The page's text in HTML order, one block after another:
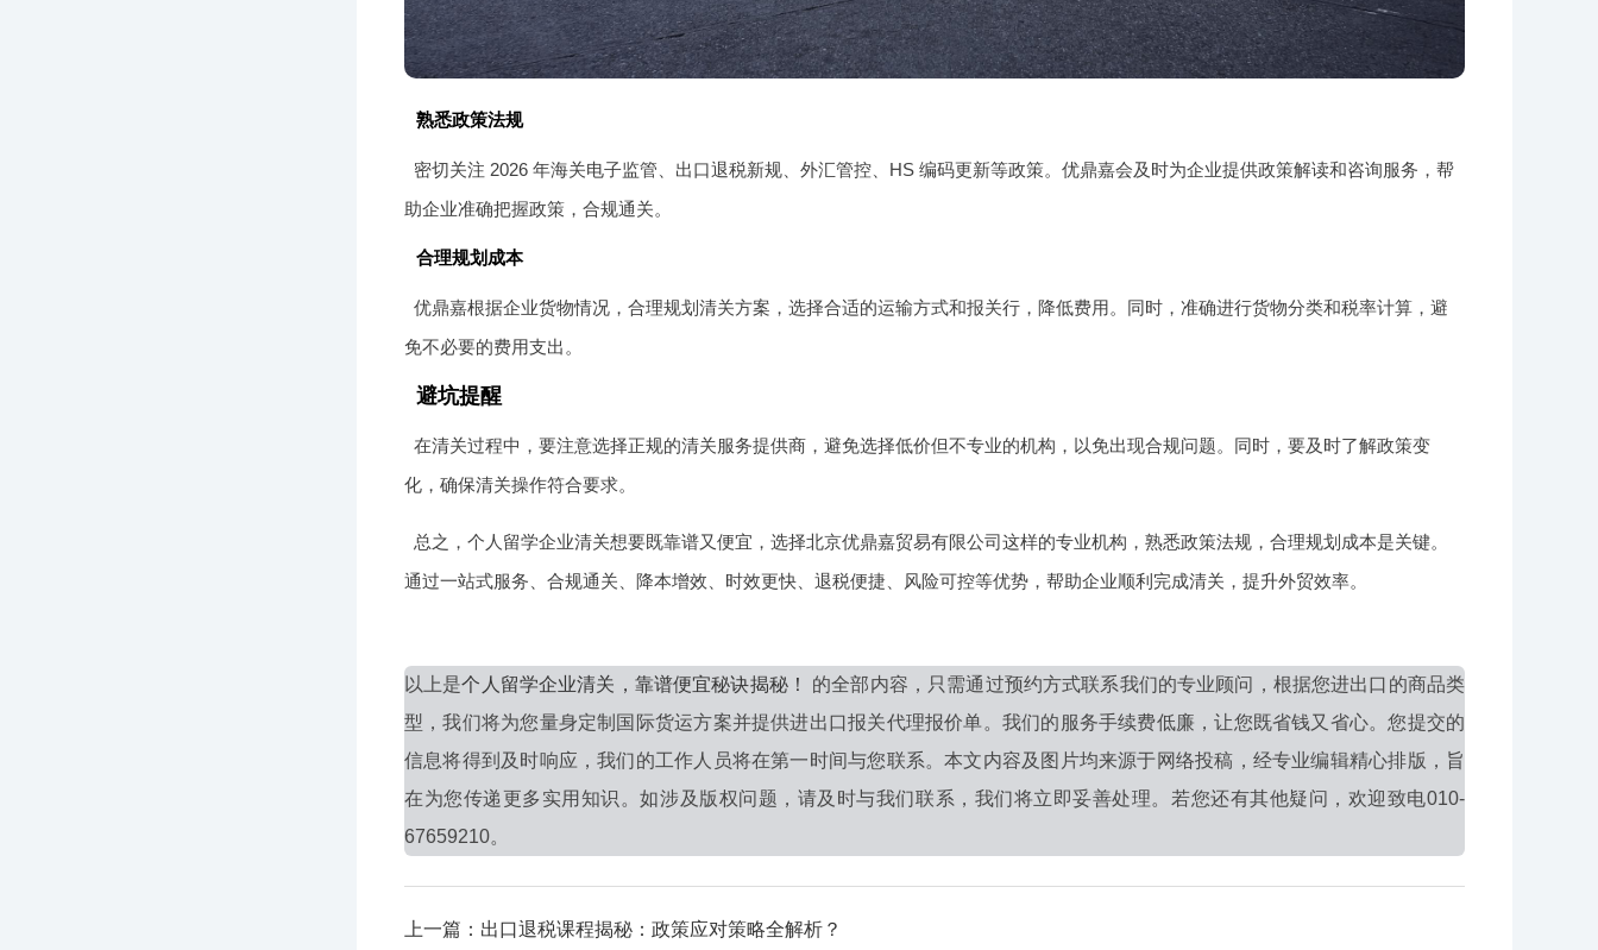
熟悉政策法规
密切关注 2026 年海关电子监管、出口退税新规、外汇管控、HS 编码更新等政策。优鼎嘉会及时为企业提供政策解读和咨询服务，帮
助企业准确把握政策，合规通关。
合理规划成本
优鼎嘉根据企业货物情况，合理规划清关方案，选择合适的运输方式和报关行，降低费用。同时，准确进行货物分类和税率计算，避
免不必要的费用支出。
避坑提醒
在清关过程中，要注意选择正规的清关服务提供商，避免选择低价但不专业的机构，以免出现合规问题。同时，要及时了解政策变
化，确保清关操作符合要求。
总之，个人留学企业清关想要既靠谱又便宜，选择北京优鼎嘉贸易有限公司这样的专业机构，熟悉政策法规，合理规划成本是关键。
通过一站式服务、合规通关、降本增效、时效更快、退税便捷、风险可控等优势，帮助企业顺利完成清关，提升外贸效率。
以上是个人留学企业清关，靠谱便宜秘诀揭秘！ 的全部内容，只需通过预约方式联系我们的专业顾问，根据您进出口的商品类
型，我们将为您量身定制国际货运方案并提供进出口报关代理报价单。我们的服务手续费低廉，让您既省钱又省心。您提交的
信息将得到及时响应，我们的工作人员将在第一时间与您联系。本文内容及图片均来源于网络投稿，经专业编辑精心排版，旨
在为您传递更多实用知识。如涉及版权问题，请及时与我们联系，我们将立即妥善处理。若您还有其他疑问，欢迎致电010-
67659210。
上一篇：出口退税课程揭秘：政策应对策略全解析？